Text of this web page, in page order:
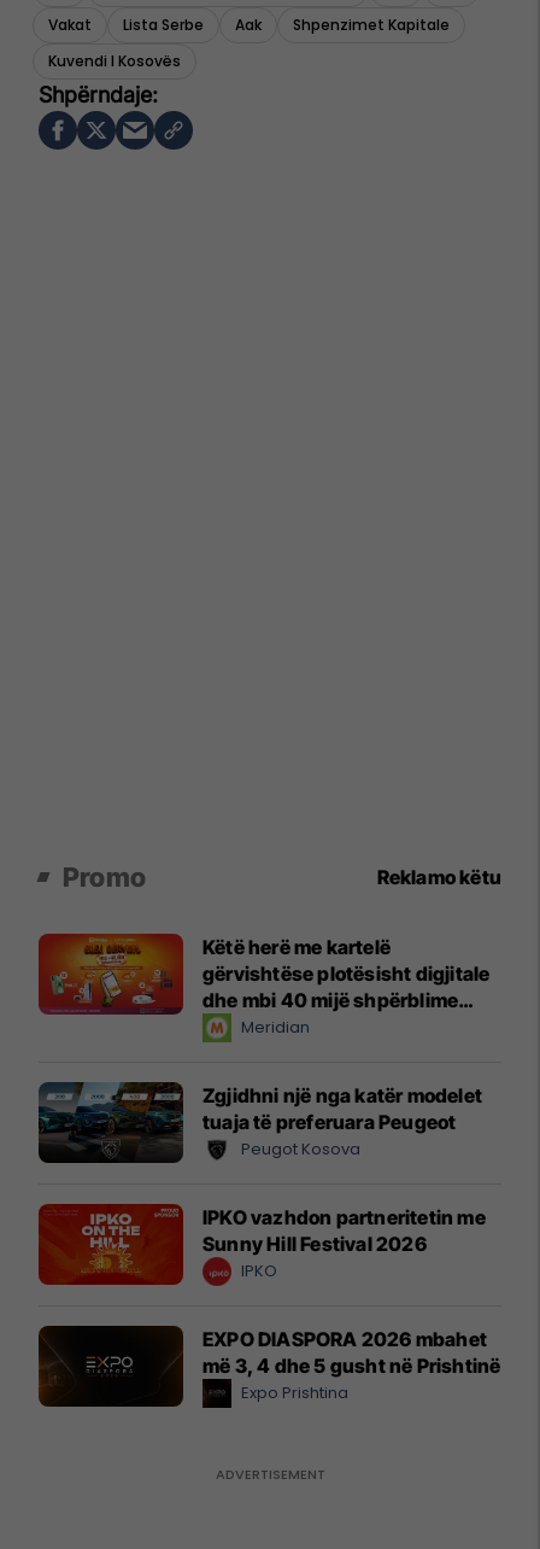
Vakat
Lista Serbe Aak
Shpenzimet Kapitale
Kuvendi I Kosovës
Promo Reklamo këtu
Këtë herë me kartelë
gërvishtëse plotësisht digjitale
dhe mbi 40 mijë shpërblime
instant!Meridian
Zgjidhni një nga katër modelet
tuaja të preferuara Peugeot
Peugot Kosova
IPKO vazhdon partneritetin me
Sunny Hill Festival 2026
IPKO
EXPO DIASPORA 2026 mbahet
më 3, 4 dhe 5 gusht në Prishtinë
Expo Prishtina